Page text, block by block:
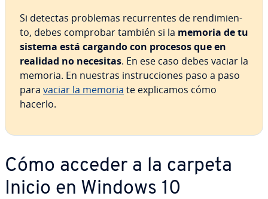
Si detectas problemas re­cu­rre­n­tes de re­n­di­mie­n­
to, debes comprobar también si la memoria de tu
sistema está cargando con procesos que en
realidad no necesitas. En ese caso debes vaciar la
memoria. En nuestras in­s­tru­c­cio­nes paso a paso
para vaciar la memoria te ex­pli­ca­mos cómo
hacerlo.
Cómo acceder a la carpeta
Inicio en Windows 10